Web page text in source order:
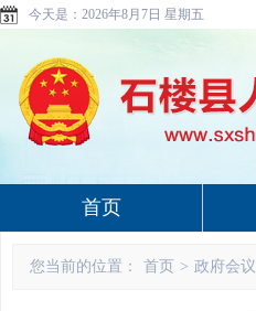
今天是： 2026年8月7日 星期五
首页
您当前的位置： 首页 > 政府会议